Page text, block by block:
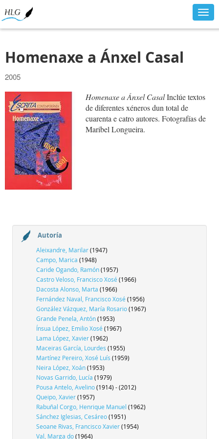
Homenaxe a Ánxel Casal
2005
Homenaxe a Ánxel CasalInclúe textos
de diferentes xéneros dun total de
cuarenta e catro autores. Fotografías de
Maribel Longueira.
Autoría
Aleixandre, Marilar(1947)
Campo, Marica (1948)
Caride Ogando, Ramón(1957)
Castro Veloso, Francisco Xosé (1966)
Dacosta Alonso, Marta (1966)
Fernández Naval, Francisco Xosé (1956)
González Vázquez, María Rosario(1967)
Grande Penela, Antón(1953)
Ínsua López, Emilio Xosé (1967)
Lama López, Xavier(1962)
Maceiras García, Lourdes (1955)
Martínez Pereiro, Xosé Luís (1959)
Neira López, Xoán(1953)
Novas Garrido, Lucía (1979)
Pousa Antelo, Avelino(1914) - (2012)
Queipo, Xavier(1957)
Rabuñal Corgo, Henrique Manuel (1962)
Sánchez Iglesias, Cesáreo(1951)
Seoane Rivas, Francisco Xavier(1954)
Val, Marga do(1964)